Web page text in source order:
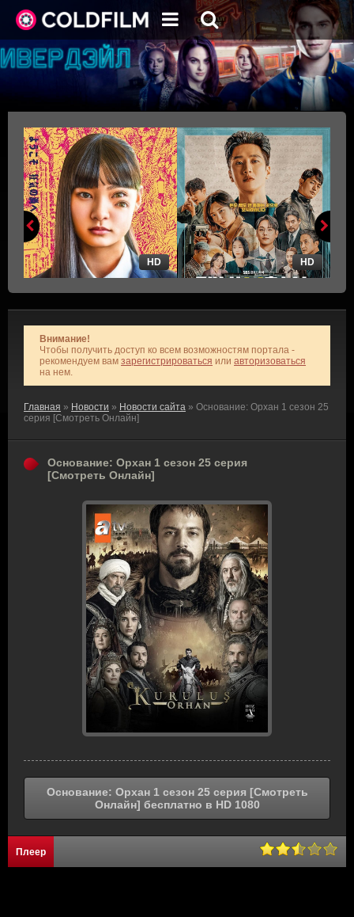
HD HD
Внимание!
Чтобы получить доступ ко всем возможностям портала -
рекомендуем вам зарегистрироваться или авторизоваться
на нем.
Главная » Новости » Новости сайта » Основание: Орхан 1 сезон 25
серия [Смотреть Онлайн]
Основание: Орхан 1 сезон 25 серия
[Смотреть Онлайн]
Основание: Орхан 1 сезон 25 серия [Смотреть
Онлайн] бесплатно в HD 1080
Плеер